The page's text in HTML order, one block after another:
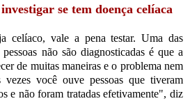
se tem doença celíaca
celíaco, vale a pena testar. Uma das
não são diagnosticadas é que a
de muitas maneiras e o problema nem
você ouve pessoas que tiveram
e não foram tratadas efetivamente", diz